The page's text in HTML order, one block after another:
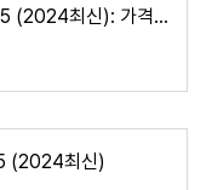
간병인 보험 추천 TOP5 (2024최신): 가격비교 총정리
(2024최신)